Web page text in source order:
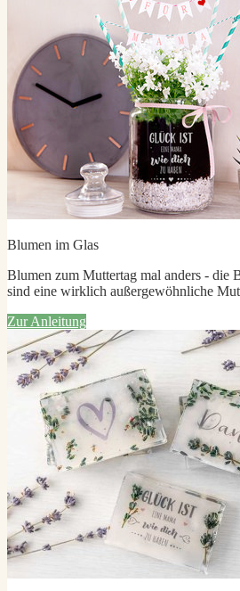
Blumen im Glas
Blumen zum Muttertag mal anders - die
sind eine wirklich außergewöhnliche
Zur Anleitung